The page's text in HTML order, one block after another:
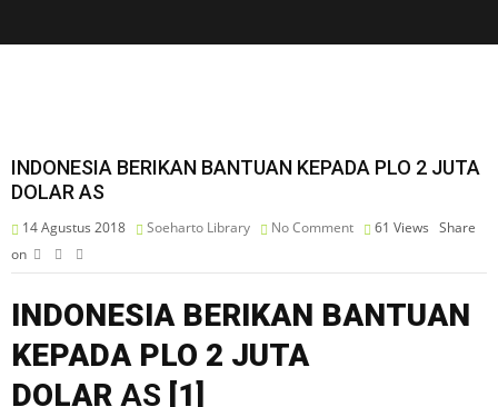
INDONESIA BERIKAN BANTUAN KEPADA PLO 2 JUTA
DOLAR AS
14 Agustus 2018 Soeharto Library No Comment 61 Views Share
on
INDONESIA BERIKAN BANTUAN
KEPADA PLO 2 JUTA
DOLAR AS [1]